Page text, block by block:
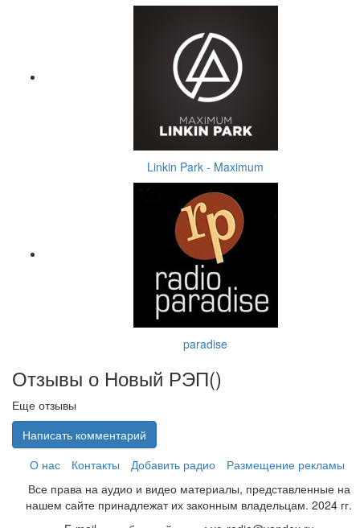
Linkin Park - Maximum
paradise
Отзывы о Новый РЭП()
Еще отзывы
Написать комментарий
О нас
Контакты Добавить радио
Размещение рекламы
Все права на аудио и видео материалы, представленные на
нашем сайте принадлежат их законным владельцам. 2024 гг.